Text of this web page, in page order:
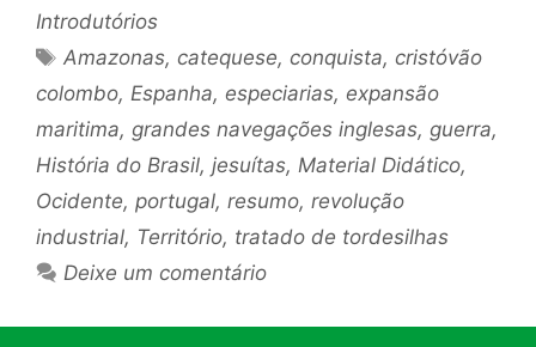
Introdutórios
Tags
Amazonas,catequese,conquista,cristóvão
colombo, Espanha, especiarias, expansão
maritima, grandes navegações inglesas, guerra,
História do Brasil, jesuítas, Material Didático,
Ocidente, portugal, resumo, revolução
industrial, Território, tratado de tordesilhas
Deixe um comentário